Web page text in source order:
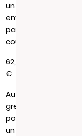
un
envoi
par
courrier
62,88
€
Au
greffe,
pour
un